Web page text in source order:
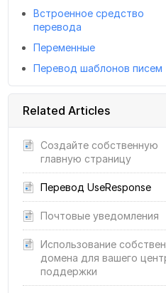
Встроенное средство
перевода
Переменные
Перевод шаблонов писем
Related Articles
Создайте собственную
главную страницу
Перевод UseResponse
Почтовые уведомления
Использование
домена для вашего
поддержки